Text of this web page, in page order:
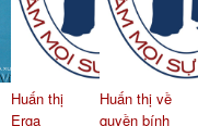
Huấn thị
Erga
Huấn thị về
quyền bính